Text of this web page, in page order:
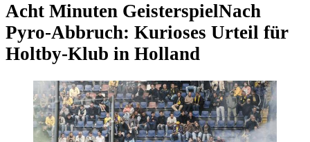
Acht Minuten GeisterspielNach
Pyro-Abbruch: Kurioses Urteil für
Holtby-Klub in Holland